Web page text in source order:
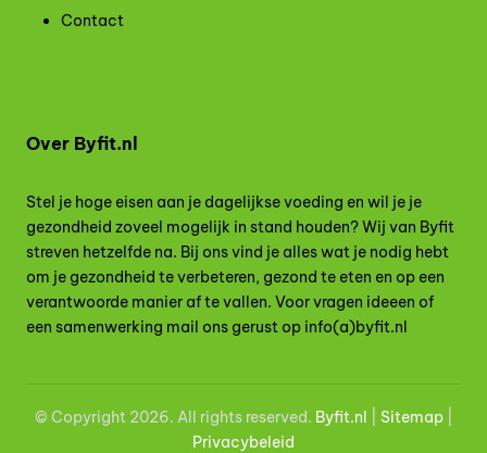
Contact
Over Byfit.nl
Stel je hoge eisen aan je dagelijkse voeding en wil je je
gezondheid zoveel mogelijk in stand houden? Wij van Byfit
streven hetzelfde na. Bij ons vind je alles wat je nodig hebt
om je gezondheid te verbeteren, gezond te eten en op een
verantwoorde manier af te vallen. Voor vragen ideeen of
een samenwerking mail ons gerust op info(a)byfit.nl
© Copyright 2026. All rights reserved. Byfit.nl Sitemap|
Privacybeleid